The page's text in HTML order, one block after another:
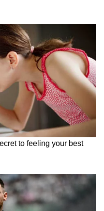
शिवसेना पार्षद रमेश म्हात्रे को मिली
जमानत, लेकिन महाराष्ट्र में एंट्री पर
रोक
खौफनाक अंत, बिहार भागे पति ने
कबूला जुर्म